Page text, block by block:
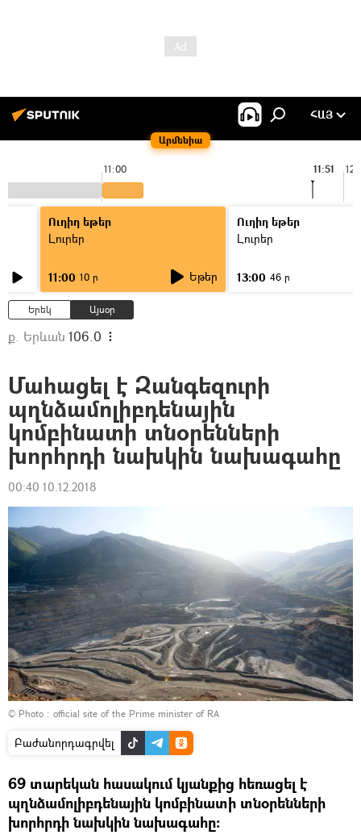
Արմենիա
ՀԱՅ
11:00 11:51
Ուղիղ եթեր
Լուրեր
11:00 10 ր Եթեր
Ուղիղ եթեր
Լուրեր
13:00 46 ր
Երեկ Այսօր
ք. Երևան 106.0
Մահացել է Զանգեզուրի
պղնձամոլիբդենային
կոմբինատի տնօրենների
խորհրդի նախկին նախագահը
00:40 10.12.2018
© Photo : official site of the Prime minister of RA
Բաժանորդագրվել
69 տարեկան հասակում կյանքից հեռացել է
պղնձամոլիբդենային կոմբինատի տնօրենների
խորհրդի նախկին նախագահը: